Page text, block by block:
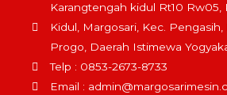
Karangtengah kidul Rt10 Rw05,
Kidul, Margosari, Kec.
Progo, Daerah Istimewa
Telp : 0853-2673-8733
Email :